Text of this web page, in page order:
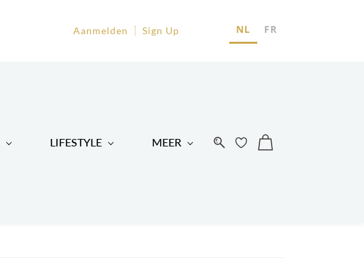
Aanmelden Sign Up NL FR
LIFESTYLE MEER